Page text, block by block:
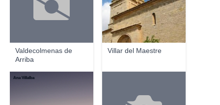
Valdecolmenas de
Arriba
Villar del Maestre
Ana Villalba